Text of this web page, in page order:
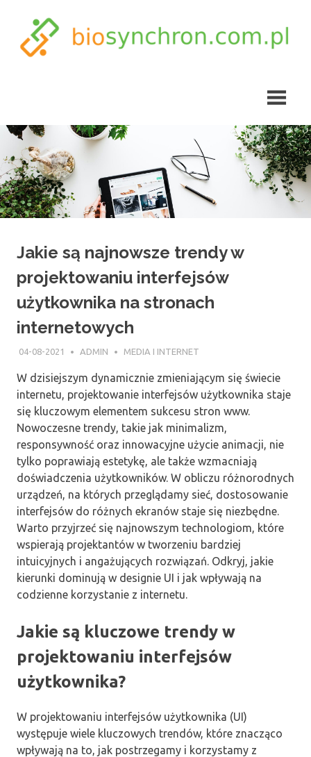
content
Jakie są najnowsze trendy w
projektowaniu interfejsów
użytkownika na stronach
internetowych
04-08-2021 ADMIN MEDIA I INTERNET
W dzisiejszym dynamicznie zmieniającym się świecie
internetu, projektowanie interfejsów użytkownika staje
się kluczowym elementem sukcesu stron www.
Nowoczesne trendy, takie jak minimalizm,
responsywność oraz innowacyjne użycie animacji, nie
tylko poprawiają estetykę, ale także wzmacniają
doświadczenia użytkowników. W obliczu różnorodnych
urządzeń, na których przeglądamy sieć, dostosowanie
interfejsów do różnych ekranów staje się niezbędne.
Warto przyjrzeć się najnowszym technologiom, które
wspierają projektantów w tworzeniu bardziej
intuicyjnych i angażujących rozwiązań. Odkryj, jakie
kierunki dominują w designie UI i jak wpływają na
codzienne korzystanie z internetu.
Jakie są kluczowe trendy w
projektowaniu interfejsów
użytkownika?
W projektowaniu interfejsów użytkownika (UI)
występuje wiele kluczowych trendów, które znacząco
wpływają na to, jak postrzegamy i korzystamy z